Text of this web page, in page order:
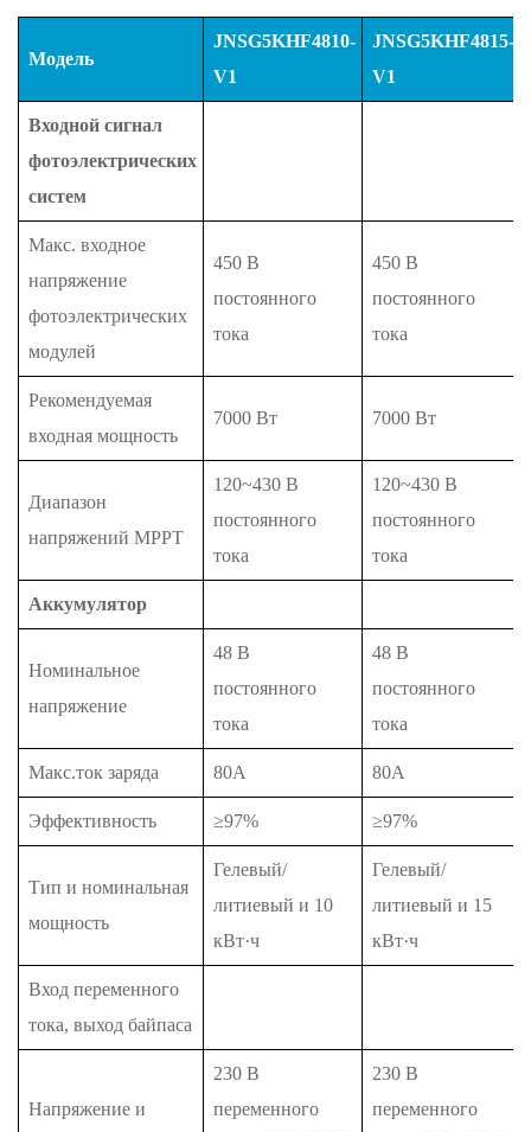
Модель
JNSG5KHF4810-
V1
JNSG5KHF4815-
V1
Входной сигнал
фотоэлектрических
систем
Макс. входное
напряжение
фотоэлектрических
модулей
450 В
постоянного
тока
450 В
постоянного
тока
Рекомендуемая
входная мощность
7000 Вт 7000 Вт
Диапазон
напряжений MPPT
120~430 В
постоянного
тока
120~430 В
постоянного
тока
Аккумулятор
Номинальное
напряжение
48 В
постоянного
тока
48 В
постоянного
тока
Макс.ток заряда 80А 80А
Эффективность ≥97% ≥97%
Тип и номинальная
мощность
Гелевый/
литиевый и 10
кВт·ч
Гелевый/
литиевый и 15
кВт·ч
Вход переменного
тока, выход байпаса
Напряжение и
230 В
переменного
230 В
переменного